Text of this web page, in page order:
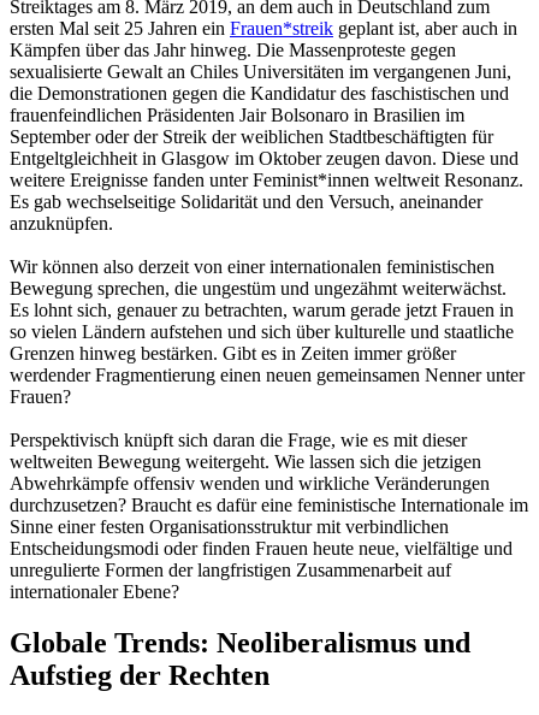
Streiktages am 8. März 2019, an dem auch in Deutschland zum
ersten Mal seit 25 Jahren ein Frauen*streik geplant ist, aber auch in
Kämpfen über das Jahr hinweg. Die Massenproteste gegen
sexualisierte Gewalt an Chiles Universitäten im vergangenen Juni,
die Demonstrationen gegen die Kandidatur des faschistischen und
frauenfeindlichen Präsidenten Jair Bolsonaro in Brasilien im
September oder der Streik der weiblichen Stadtbeschäftigten für
Entgeltgleichheit in Glasgow im Oktober zeugen davon. Diese und
weitere Ereignisse fanden unter Feminist*innen weltweit Resonanz.
Es gab wechselseitige Solidarität und den Versuch, aneinander
anzuknüpfen.
Wir können also derzeit von einer internationalen feministischen
Bewegung sprechen, die ungestüm und ungezähmt weiterwächst.
Es lohnt sich, genauer zu betrachten, warum gerade jetzt Frauen in
so vielen Ländern aufstehen und sich über kulturelle und staatliche
Grenzen hinweg bestärken. Gibt es in Zeiten immer größer
werdender Fragmentierung einen neuen gemeinsamen Nenner unter
Frauen?
Perspektivisch knüpft sich daran die Frage, wie es mit dieser
weltweiten Bewegung weitergeht. Wie lassen sich die jetzigen
Abwehrkämpfe offensiv wenden und wirkliche Veränderungen
durchzusetzen? Braucht es dafür eine feministische Internationale im
Sinne einer festen Organisationsstruktur mit verbindlichen
Entscheidungsmodi oder finden Frauen heute neue, vielfältige und
unregulierte Formen der langfristigen Zusammenarbeit auf
internationaler Ebene?
Globale Trends: Neoliberalismus und
Aufstieg der Rechten